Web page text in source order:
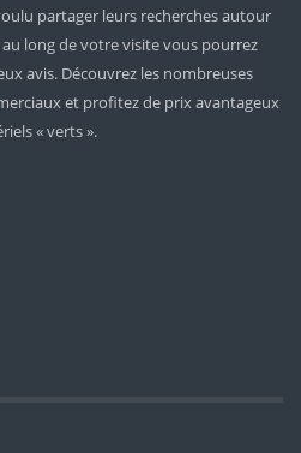
partager leurs recherches autour
long de votre visite vous pourrez
avis. Découvrez les nombreuses
et profitez de prix avantageux
« verts ».